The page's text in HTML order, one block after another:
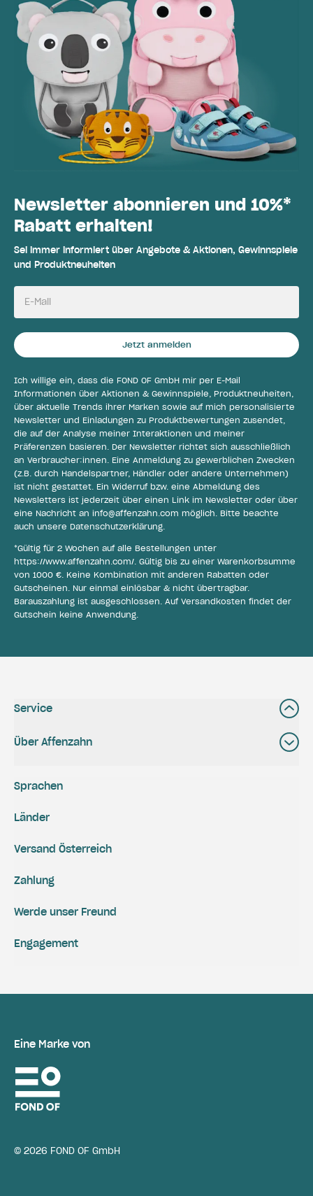
Newsletter abonnieren und 10%*
Rabatt erhalten!
Sei immer informiert über Angebote & Aktionen, Gewinnspiele
und Produktneuheiten
E-Mail
Jetzt anmelden
Ich willige ein, dass die FOND OF GmbH mir per E-Mail
Informationen über Aktionen & Gewinnspiele, Produktneuheiten,
über aktuelle Trends ihrer Marken sowie auf mich personalisierte
Newsletter und Einladungen zu Produktbewertungen zusendet,
die auf der Analyse meiner Interaktionen und meiner
Präferenzen basieren. Der Newsletter richtet sich ausschließlich
an Verbraucher:innen. Eine Anmeldung zu gewerblichen Zwecken
(z.B. durch Handelspartner, Händler oder andere Unternehmen)
ist nicht gestattet. Ein Widerruf bzw. eine Abmeldung des
Newsletters ist jederzeit über einen Link im Newsletter oder über
eine Nachricht an info@affenzahn.com möglich. Bitte beachte
auch unsere Datenschutzerklärung.
*Gültig für 2 Wochen auf alle Bestellungen unter
https://www.affenzahn.com/. Gültig bis zu einer Warenkorbsumme
von 1000 €. Keine Kombination mit anderen Rabatten oder
Gutscheinen. Nur einmal einlösbar & nicht übertragbar.
Barauszahlung ist ausgeschlossen. Auf Versandkosten findet der
Gutschein keine Anwendung.
Service
Über Affenzahn
Versand Österreich
Zahlung
Engagement
Werde unser Freund
Sprachen
Länder
Eine Marke von
© 2026 FOND OF GmbH